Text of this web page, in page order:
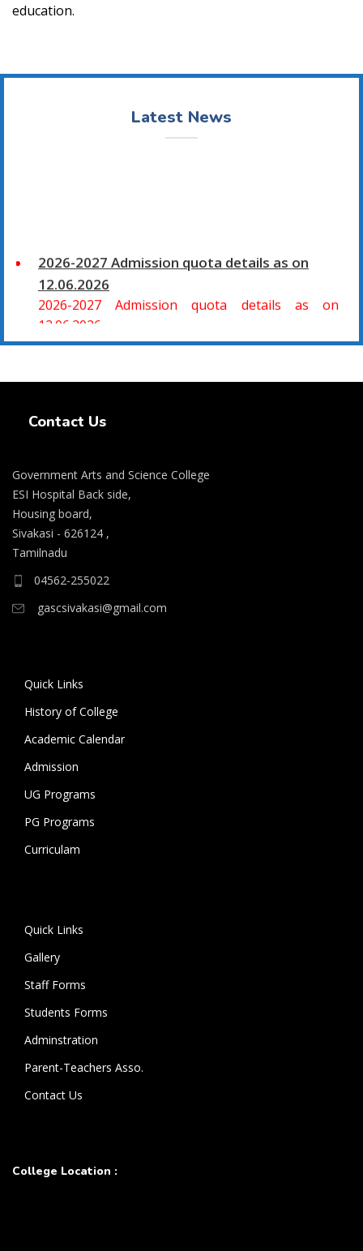
education.
Latest News
2026-2027 Admission quota details as on
12.06.2026
2026-2027 Admission quota details as on
12.06.2026
08.06.2026 அன்று B.Sc., கணிதம், B.Sc., கணினி
விலங்கியல் ஆகிய அறிவியல் பாடப்பிரிவுகளுக்கும்,
09.06.2026 அன்று B.Com., வணிகவியல், B.B.A.,
வணிக நிர்வாகவியல், B.A., பொருளியல், B.A., வரலாறு
ஆகிய கலைப் பாடப்பிரிவுகளுக்கும், 10.06.2026 அன்று
B.A தமிழ், B.A ஆங்கிலம் ஆகிய மொழிப்
பாடப்பிரிவுகளுக்கும் முதல் கட்ட கலந்தாய்வு
மற்றும் மொழிப் பாடப்பிரிவுகளுக்குமான இரண்டாம் கட்ட
கலந்தாய்வும் நடைபெறுகிறது. 18.06.2026 அன்று
கல்லூரியில் உள்ள அனைத்து பாடப்பிரிவுகளுக்குமான
கலந்தாய்விற்கு அழைக்கப்படும் மாணவ/மாணவியர் உரிய
சான்றிதழ்கள் மற்றும் பெற்றோருடன் மேற்குறிப்பிட்ட
கலந்தாய்வில் பங்கேற்று வாய்ப்பினைப் பயன்படுத்தி
Contact Us
Government Arts and Science College
ESI Hospital Back side,
Housing board,
Sivakasi - 626124 ,
Tamilnadu
04562-255022
gascsivakasi@gmail.com
Quick Links
History of College
Academic Calendar
Admission
UG Programs
PG Programs
Curriculam
Quick Links
Gallery
Staff Forms
Students Forms
Adminstration
Parent-Teachers Asso.
Contact Us
College Location :